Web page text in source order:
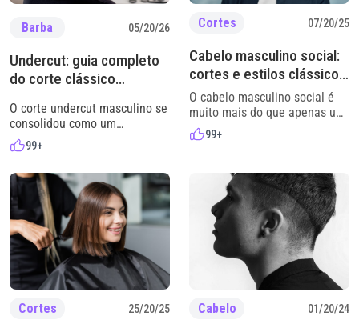
Barba 05/20/26
Undercut: guia completo
do corte clássico
O corte undercut masculino se
consolidou como um
verdadeiro clássico da
barbearia moderna. Mesmo
com novas tendências
surgindo, ele continua sendo
uma escolha forte para quem
busca estilo, personalidade e
versatilidade. Os anos passam
e o undercut aparece ainda
mais adaptável,
acompanhando mudanças de
comportamento e estética
masculina. O sucesso do
99+
Cortes 07/20/25
Cabelo masculino social:
cortes e estilos clássicos
para um visual elegante
O cabelo masculino social é
muito mais do que apenas um
corte de cabelo: ele é um
cartão de visitas. Transmitir
sofisticada pode fazer
diferença tanto no ambiente
de trabalho quanto em
eventos importantes, já que o
visual comunica seriedade,
profissionalismo e cuidado
com a própria aparência. Esse
estilo se destaca […]
99+
Cortes 25/20/25 Cabelo 01/20/24